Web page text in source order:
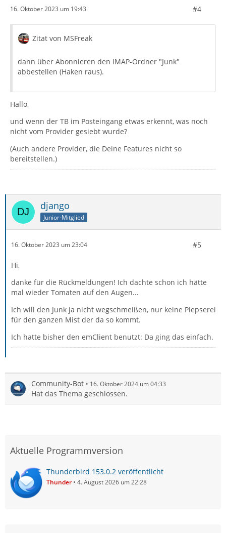
16. Oktober 2023 um 19:43 #4
Zitat von MSFreak
dann über Abonnieren den IMAP-Ordner "Junk"
abbestellen (Haken raus).
Hallo,
und wenn der TB im Posteingang etwas erkennt, was noch
nicht vom Provider gesiebt wurde?
(Auch andere Provider, die Deine Features nicht so
bereitstellen.)
django
Junior-Mitglied
16. Oktober 2023 um 23:04 #5
Hi,
danke für die Rückmeldungen! Ich dachte schon ich hätte
mal wieder Tomaten auf den Augen...
Ich will den Junk ja nicht wegschmeißen, nur keine Piepserei
für den ganzen Mist der da so kommt.
Ich hatte bisher den emClient benutzt: Da ging das einfach.
Community-Bot 16. Oktober 2024 um 04:33
Hat das Thema geschlossen.
Aktuelle Programmversion
Thunderbird 153.0.2 veröffentlicht
Thunder 4. August 2026 um 22:28